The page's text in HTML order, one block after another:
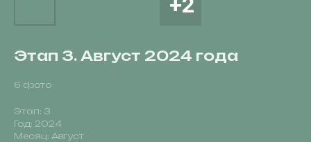
Этап 3. Август 2024 года
6 фото
Этап: 3
Год: 2024
Месяц: Август